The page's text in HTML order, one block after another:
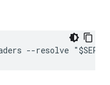
--resolve